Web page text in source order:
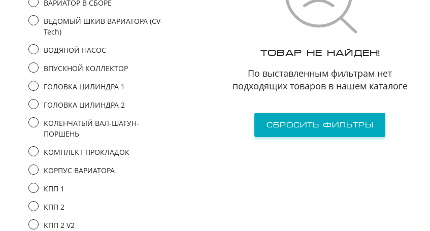
ВАРИАТОР В СБОРЕ
ВЕДОМЫЙ ШКИВ ВАРИАТОРА (CV-
Tech)
ВОДЯНОЙ НАСОС
ВПУСКНОЙ КОЛЛЕКТОР
ГОЛОВКА ЦИЛИНДРА 1
ГОЛОВКА ЦИЛИНДРА 2
КОЛЕНЧАТЫЙ ВАЛ-ШАТУН-
ПОРШЕНЬ
КОМПЛЕКТ ПРОКЛАДОК
КОРПУС ВАРИАТОРА
КПП 1
КПП 2
КПП 2 V2
ТОВАР НЕ НАЙДЕН!
По выставленным фильтрам нет
подходящих товаров в нашем каталоге
Сбросить фильтры
Я принимаю
Пользовательское соглашение
Я соглашаюсь напередачу персональных данных